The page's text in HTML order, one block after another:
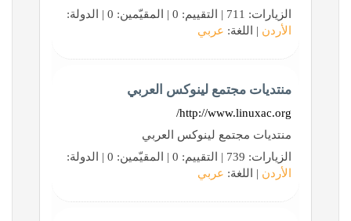
الزيارات: 711 | التقييم: 0 | المقيّمين: 0 | الدولة:
الأردن | اللغة: عربي
منتديات مجتمع لينوكس العربي
http://www.linuxac.org/
منتديات مجتمع لينوكس العربي
الزيارات: 739 | التقييم: 0 | المقيّمين: 0 | الدولة:
الأردن | اللغة: عربي